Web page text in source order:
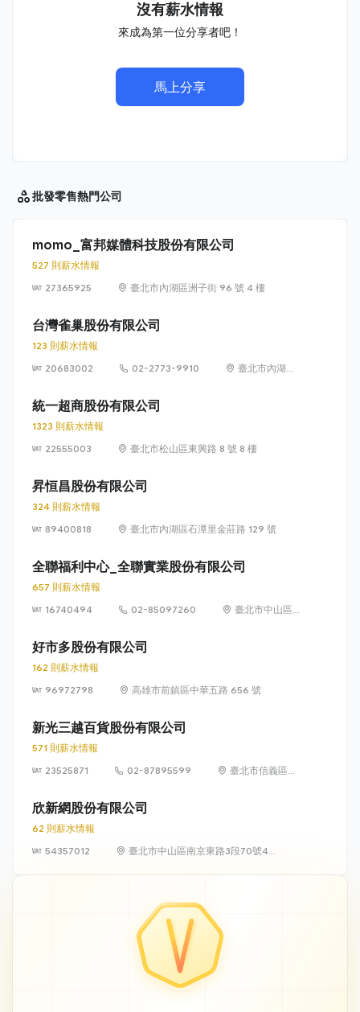
沒有薪水情報
來成為第一位分享者吧！
馬上分享
批發零售熱門公司
momo_富邦媒體科技股份有限公司
527 則薪水情報
27365925
臺北市內湖區洲子街 96 號 4 樓
台灣雀巢股份有限公司
123 則薪水情報
20683002
02-2773-9910
臺北市內湖區
統一超商股份有限公司
1323 則薪水情報
22555003
臺北市松山區東興路 8 號 8 樓
昇恒昌股份有限公司
324 則薪水情報
89400818
臺北市內湖區石潭里金莊路 129 號
全聯福利中心_全聯實業股份有限公司
657 則薪水情報
16740494
02-85097260
臺北市中山區敬
好市多股份有限公司
162 則薪水情報
96972798
高雄市前鎮區中華五路 656 號
新光三越百貨股份有限公司
571 則薪水情報
23525871
02-87895599
臺北市信義區松
欣新網股份有限公司
62 則薪水情報
54357012
臺北市中山區南京東路3段70號4